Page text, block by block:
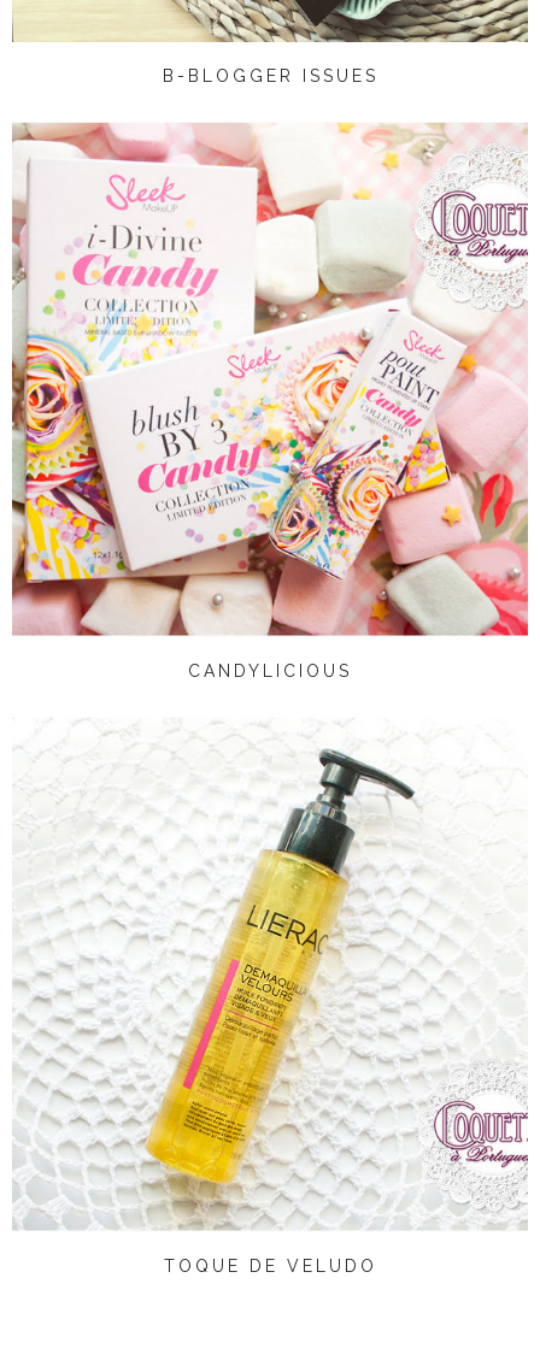
B-BLOGGER ISSUES
CANDYLICIOUS
TOQUE DE VELUDO